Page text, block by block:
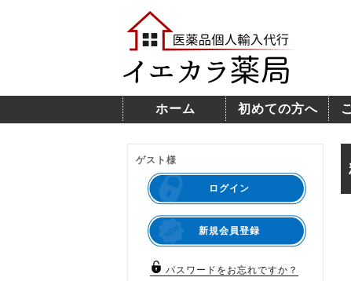
ホーム 初めての方へ
ゲスト様
ログイン
新規会員登録
パスワードをお忘れですか？